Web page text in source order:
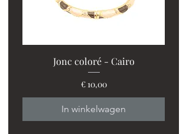
Jonc coloré - Cairo
Prijs
€ 10,00
In winkelwagen